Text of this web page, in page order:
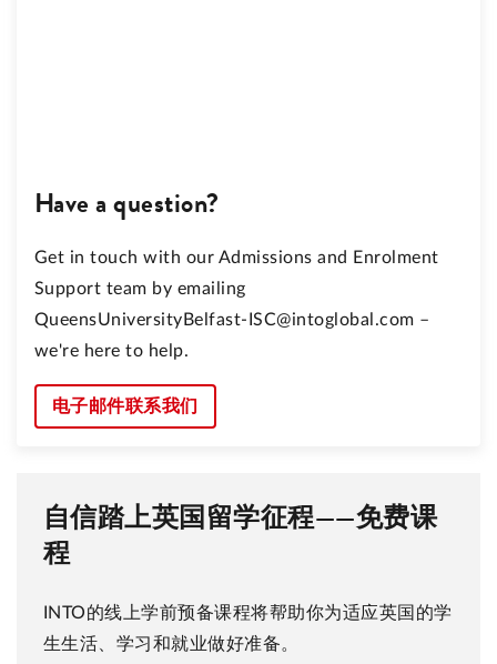
Have a question?
Get in touch with our Admissions and Enrolment
Support team by emailing
QueensUniversityBelfast-ISC@intoglobal.com –
we're here to help.
电子邮件联系我们
自信踏上英国留学征程——免费课
程
INTO的线上学前预备课程将帮助你为适应英国的学
生生活、学习和就业做好准备。